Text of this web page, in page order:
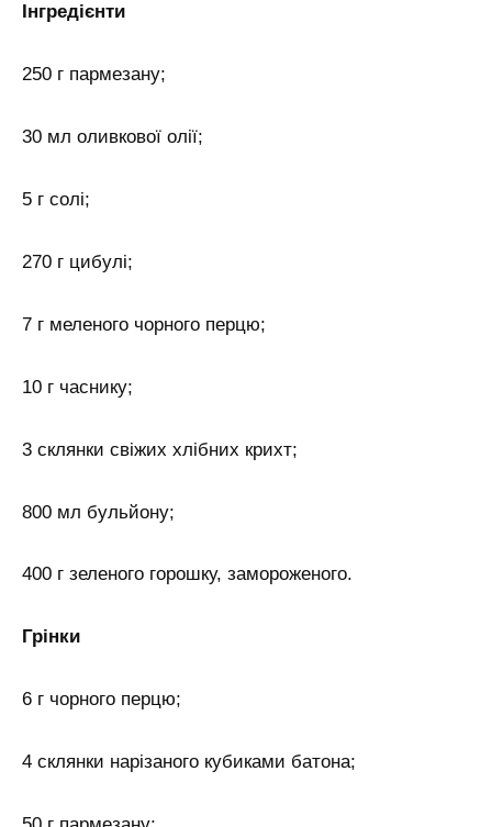
Інгредієнти
250 г пармезану;
30 мл оливкової олії;
5 г солі;
270 г цибулі;
7 г меленого чорного перцю;
10 г часнику;
3 склянки свіжих хлібних крихт;
800 мл бульйону;
400 г зеленого горошку, замороженого.
Грінки
6 г чорного перцю;
4 склянки нарізаного кубиками батона;